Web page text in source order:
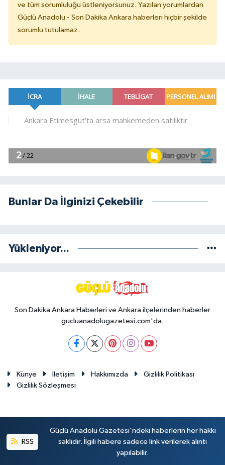
ve tüm sorumluluğu üstleniyorsunuz. Yazılan yorumlardan
Güçlü Anadolu - Son Dakika Ankara haberleri hiçbir şekilde
sorumlu tutulamaz.
Bunlar Da İlginizi Çekebilir
Yükleniyor...
Son Dakika Ankara Haberleri ve Ankara ilçelerinden haberler
gucluanadolugazetesi.com'da.
Künye İletişim Hakkımızda
Gizlilik Politikası
Gizlilik Sözleşmesi
RSS
Güçlü Anadolu Gazetesi'ndeki haberlerin her hakkı
saklıdır. İlgili habere sadece link verilerek alıntı
yapılabilir.